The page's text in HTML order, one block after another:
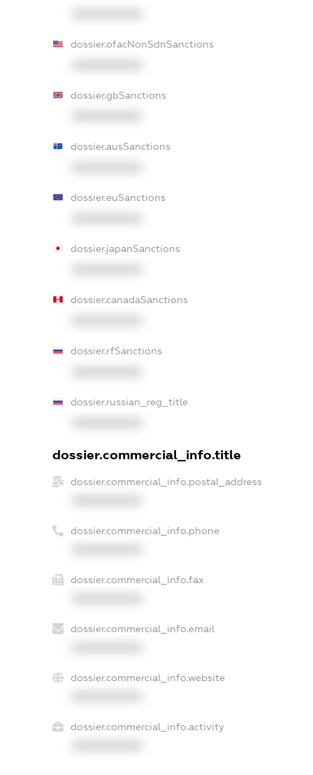
dossier.ofacNonSdnSanctions
dossier.gbSanctions
dossier.ausSanctions
dossier.euSanctions
dossier.japanSanctions
dossier.canadaSanctions
dossier.rfSanctions
dossier.russian_reg_title
dossier.commercial_info.title
dossier.commercial_info.postal_address
dossier.commercial_info.phone
dossier.commercial_info.fax
dossier.commercial_info.email
dossier.commercial_info.website
dossier.commercial_info.activity